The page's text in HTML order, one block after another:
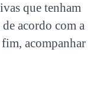
que tenham
acordo com a
acompanhar